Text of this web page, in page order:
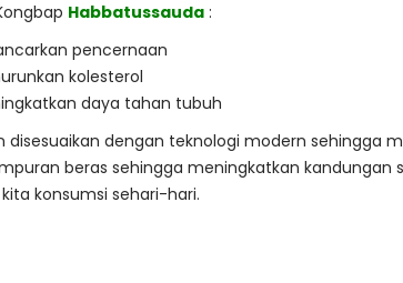
Habbatussauda :
pencernaan
kolesterol
daya tahan tubuh
disesuaikan dengan teknologi modern sehingga
beras sehingga meningkatkan kandungan
konsumsi sehari-hari.